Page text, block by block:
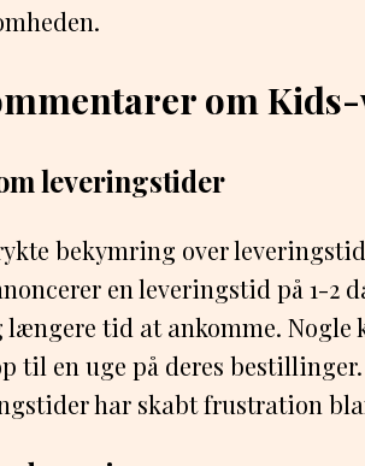
om
leveringstider
bekymring over
en leveringstid på 1-2
længere tid at ankomme.
til en uge på deres
har skabt frustration